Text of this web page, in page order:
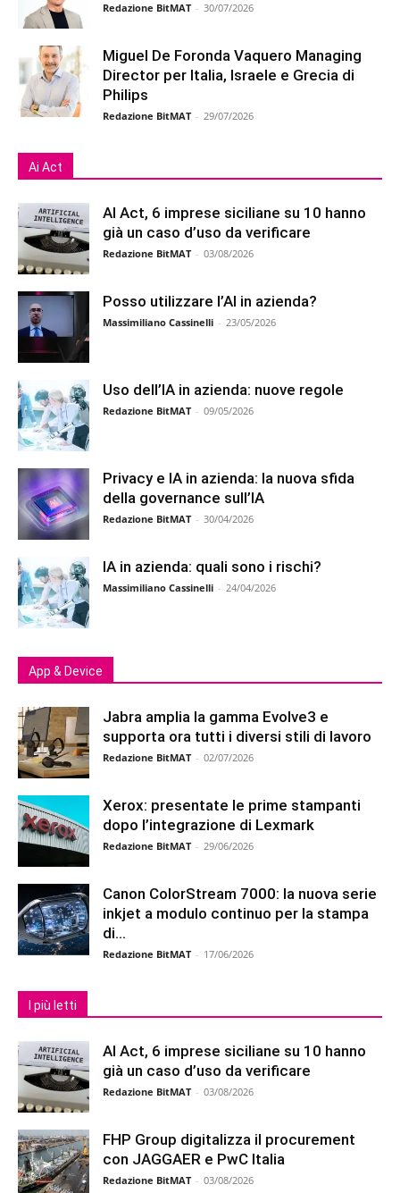
Redazione BitMAT - 30/07/2026
Miguel De Foronda Vaquero Managing
Director per Italia, Israele e Grecia di
Philips
Redazione BitMAT - 29/07/2026
Ai Act
AI Act, 6 imprese siciliane su 10 hanno
già un caso d’uso da verificare
Redazione BitMAT - 03/08/2026
Posso utilizzare l’AI in azienda?
Massimiliano Cassinelli - 23/05/2026
Uso dell’IA in azienda: nuove regole
Redazione BitMAT - 09/05/2026
Privacy e IA in azienda: la nuova sfida
della governance sull’IA
Redazione BitMAT - 30/04/2026
IA in azienda: quali sono i rischi?
Massimiliano Cassinelli - 24/04/2026
App & Device
Jabra amplia la gamma Evolve3 e
supporta ora tutti i diversi stili di lavoro
Redazione BitMAT - 02/07/2026
Xerox: presentate le prime stampanti
dopo l’integrazione di Lexmark
Redazione BitMAT - 29/06/2026
Canon ColorStream 7000: la nuova serie
inkjet a modulo continuo per la stampa
di...
Redazione BitMAT - 17/06/2026
I più letti
AI Act, 6 imprese siciliane su 10 hanno
già un caso d’uso da verificare
Redazione BitMAT - 03/08/2026
FHP Group digitalizza il procurement
con JAGGAER e PwC Italia
Redazione BitMAT - 03/08/2026